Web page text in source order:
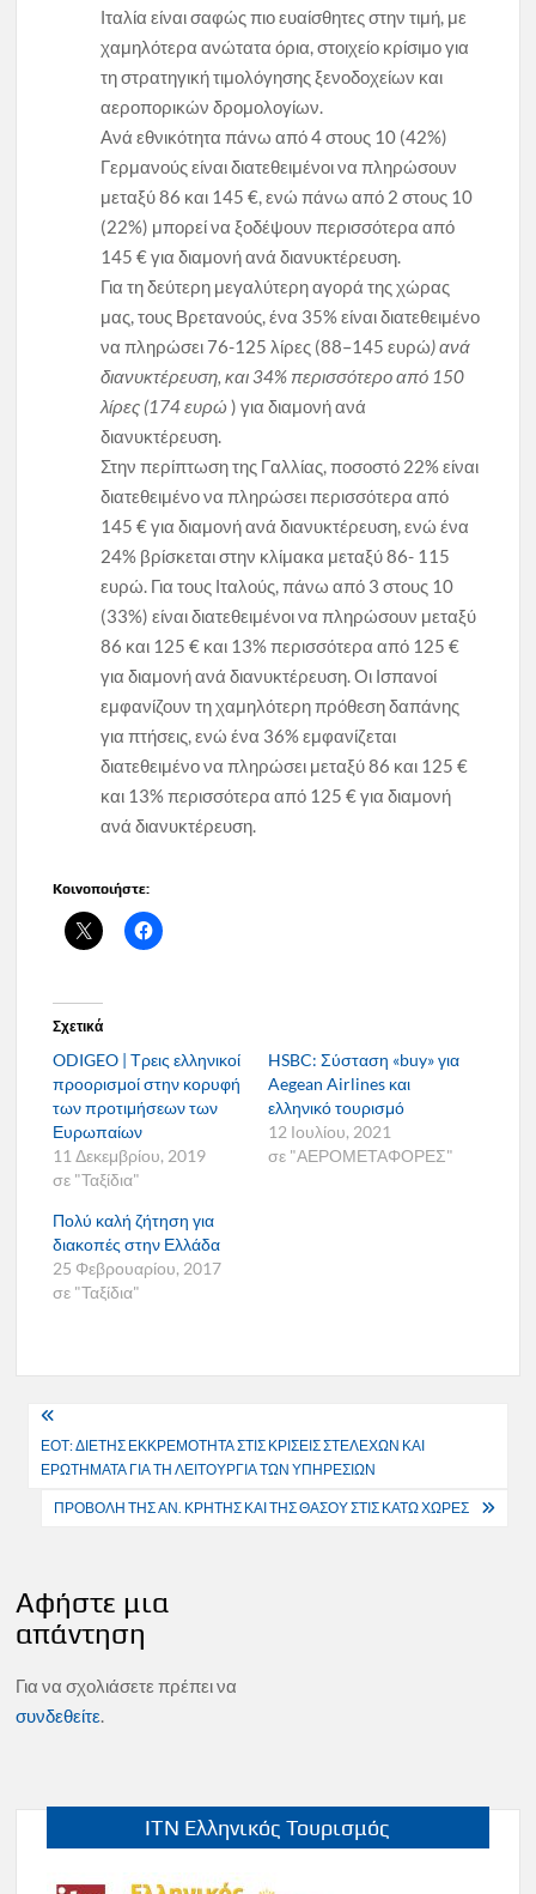
Ιταλία είναι σαφώς πιο ευαίσθητες στην τιμή, με
χαμηλότερα ανώτατα όρια, στοιχείο κρίσιμο για
τη στρατηγική τιμολόγησης ξενοδοχείων και
αεροπορικών δρομολογίων.
Ανά εθνικότητα πάνω από 4 στους 10 (42%)
Γερμανούς είναι διατεθειμένοι να πληρώσουν
μεταξύ 86 και 145 €, ενώ πάνω από 2 στους 10
(22%) μπορεί να ξοδέψουν περισσότερα από
145 € για διαμονή ανά διανυκτέρευση.
Για τη δεύτερη μεγαλύτερη αγορά της χώρας
μας, τους Βρετανούς, ένα 35% είναι διατεθειμένο
να πληρώσει 76-125 λίρες (88–145 ευρώ) ανά
διανυκτέρευση, και 34% περισσότερο από 150
λίρες (174 ευρώ) για διαμονή ανά
διανυκτέρευση.
Στην περίπτωση της Γαλλίας, ποσοστό 22% είναι
διατεθειμένο να πληρώσει περισσότερα από
145 € για διαμονή ανά διανυκτέρευση, ενώ ένα
24% βρίσκεται στην κλίμακα μεταξύ 86- 115
ευρώ. Για τους Ιταλούς, πάνω από 3 στους 10
(33%) είναι διατεθειμένοι να πληρώσουν μεταξύ
86 και 125 € και 13% περισσότερα από 125 €
για διαμονή ανά διανυκτέρευση. Οι Ισπανοί
εμφανίζουν τη χαμηλότερη πρόθεση δαπάνης
για πτήσεις, ενώ ένα 36% εμφανίζεται
διατεθειμένο να πληρώσει μεταξύ 86 και 125 €
και 13% περισσότερα από 125 € για διαμονή
ανά διανυκτέρευση.
Κοινοποιήστε:
Σχετικά
ODIGEO | Τρεις ελληνικοί
προορισμοί στην κορυφή
των προτιμήσεων των
Ευρωπαίων
11 Δεκεμβρίου, 2019
σε "Ταξίδια"
HSBC: Σύσταση «buy» για
Aegean Airlines και
ελληνικό τουρισμό
12 Ιουλίου, 2021
σε "ΑΕΡΟΜΕΤΑΦΟΡΕΣ"
Πολύ καλή ζήτηση για
διακοπές στην Ελλάδα
25 Φεβρουαρίου, 2017
σε "Ταξίδια"
Πλοήγηση
άρθρων
ΕΟΤ: ΔΙΕΤΗΣ ΕΚΚΡΕΜΟΤΗΤΑ ΣΤΙΣ ΚΡΙΣΕΙΣ ΣΤΕΛΕΧΩΝ ΚΑΙ
ΕΡΩΤΗΜΑΤΑ ΓΙΑ ΤΗ ΛΕΙΤΟΥΡΓΙΑ ΤΩΝ ΥΠΗΡΕΣΙΩΝ
ΠΡΟΒΟΛΗ ΤΗΣ ΑΝ. ΚΡΗΤΗΣ ΚΑΙ ΤΗΣ ΘΑΣΟΥ ΣΤΙΣ ΚΑΤΩ ΧΩΡΕΣ
Αφήστε μια
απάντηση
Για να σχολιάσετε πρέπει να
συνδεθείτε.
ITN Ελληνικός Τουρισμός